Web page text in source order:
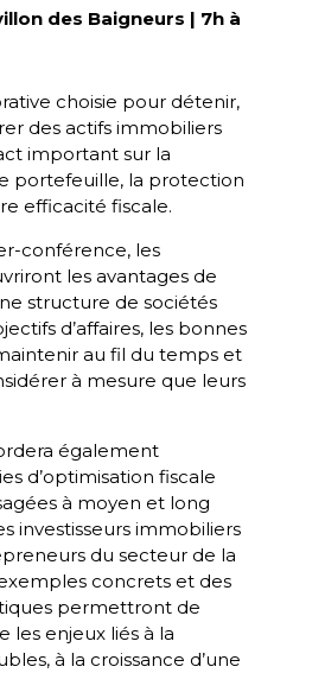
des Baigneurs | 7h à
choisie pour détenir,
des actifs immobiliers
important sur la
portefeuille, la protection
efficacité fiscale.
conférence, les
les avantages de
structure de sociétés
d’affaires, les bonnes
au fil du temps et
à mesure que leurs
également
d’optimisation fiscale
à moyen et long
investisseurs immobiliers
du secteur de la
concrets et des
permettront de
les enjeux liés à la
à la croissance d’une